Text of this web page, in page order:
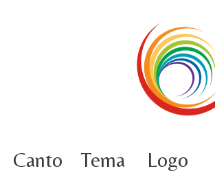
Canto Tema Logo